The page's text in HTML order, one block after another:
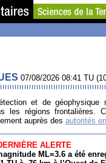
07/08/2026 08:41 TU
et de géophysique
les régions frontalières.
auprès des autorités
ALERTE
ML=3.6 a été